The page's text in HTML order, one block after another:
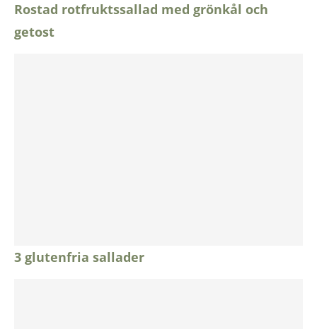
Rostad rotfruktssallad med grönkål och
getost
3 glutenfria sallader